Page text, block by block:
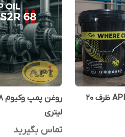
روغن پمپ وکیوم API S2R46 ظرف 20
لیتری
تماس بگیرید